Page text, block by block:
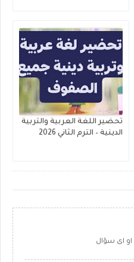
تحضير اللغة العربية والتربية
الدينية – الترم الثاني 2026
او اى سؤال